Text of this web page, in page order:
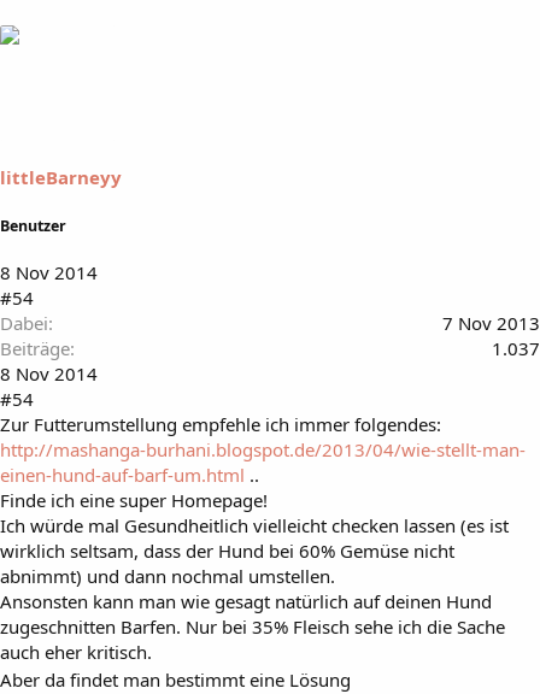
littleBarneyy
Benutzer
8 Nov 2014
#54
Dabei
7 Nov 2013
Beiträge
1.037
8 Nov 2014
#54
Zur Futterumstellung empfehle ich immer folgendes:
http://mashanga-burhani.blogspot.de/2013/04/wie-stellt-man-
einen-hund-auf-barf-um.html ..
Finde ich eine super Homepage!
Ich würde mal Gesundheitlich vielleicht checken lassen (es ist
wirklich seltsam, dass der Hund bei 60% Gemüse nicht
abnimmt) und dann nochmal umstellen.
Ansonsten kann man wie gesagt natürlich auf deinen Hund
zugeschnitten Barfen. Nur bei 35% Fleisch sehe ich die Sache
auch eher kritisch.
Aber da findet man bestimmt eine Lösung